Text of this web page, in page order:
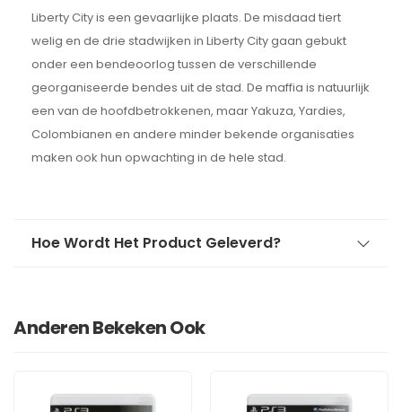
Liberty City is een gevaarlijke plaats. De misdaad tiert
welig en de drie stadwijken in Liberty City gaan gebukt
onder een bendeoorlog tussen de verschillende
georganiseerde bendes uit de stad. De maffia is natuurlijk
een van de hoofdbetrokkenen, maar Yakuza, Yardies,
Colombianen en andere minder bekende organisaties
maken ook hun opwachting in de hele stad.
Hoe Wordt Het Product Geleverd?
Anderen Bekeken Ook